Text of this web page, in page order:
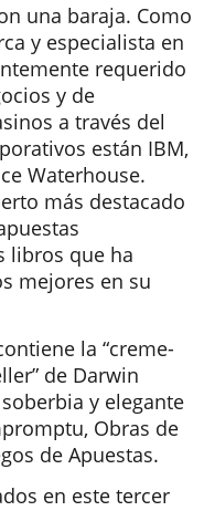
una baraja. Como
y especialista en
requerido
y de
a través del
están IBM,
Waterhouse.
más destacado
libros que ha
mejores en su
la “creme-
de Darwin
y elegante
Obras de
de Apuestas.
en este tercer